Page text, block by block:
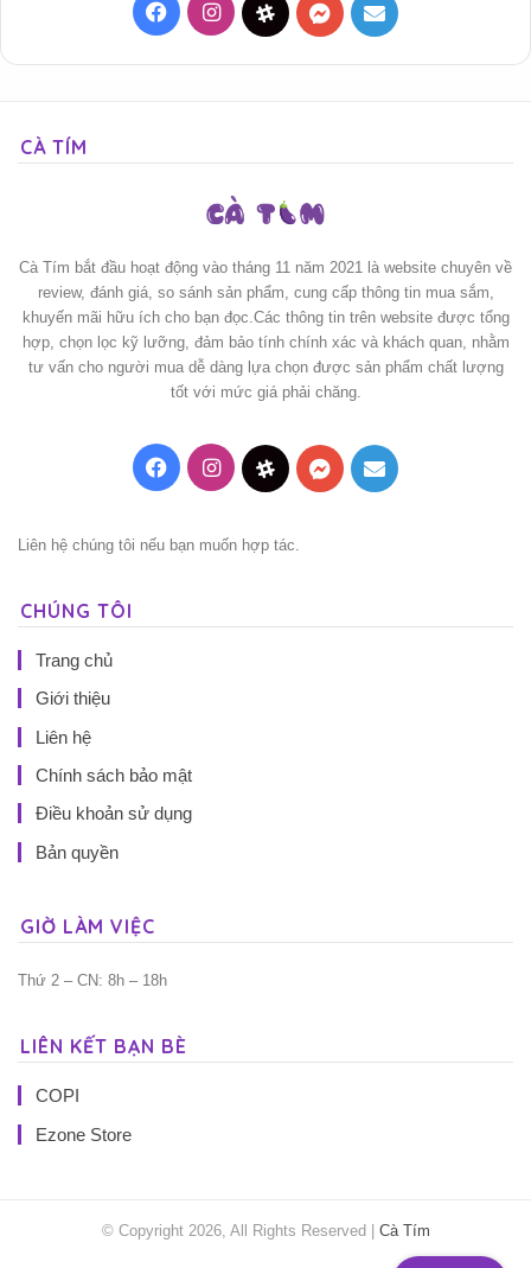
FacebookInstagramThreadsMessenger
Mail
CÀ TÍM
Cà Tím bắt đầu hoạt động vào tháng 11 năm 2021 là website chuyên về
review, đánh giá, so sánh sản phẩm, cung cấp thông tin mua sắm,
khuyến mãi hữu ích cho bạn đọc.Các thông tin trên website được tổng
hợp, chọn lọc kỹ lưỡng, đảm bảo tính chính xác và khách quan, nhằm
tư vấn cho người mua dễ dàng lựa chọn được sản phẩm chất lượng
tốt với mức giá phải chăng.
FacebookInstagramThreadsMessenger
Mail
Liên hệ chúng tôi nếu bạn muốn hợp tác.
CHÚNG TÔI
Trang chủ
Giới thiệu
Liên hệ
Chính sách bảo mật
Điều khoản sử dụng
Bản quyền
GIỜ LÀM VIỆC
Thứ 2 – CN: 8h – 18h
LIÊN KẾT BẠN BÈ
COPI
Ezone Store
© Copyright 2026, All Rights Reserved | Cà Tím